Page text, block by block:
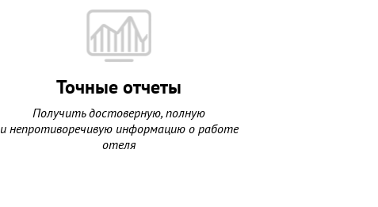
Точные отчеты
Получить достоверную, полную
и непротиворечивую информацию о работе
отеля